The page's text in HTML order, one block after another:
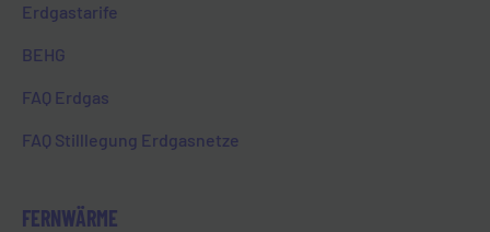
Erdgastarife
BEHG
FAQ Erdgas
FAQ Stilllegung Erdgasnetze
FERNWÄRME
UND WIEDER IST
UND WIEDER IST WEIHNACHTSZEIT!